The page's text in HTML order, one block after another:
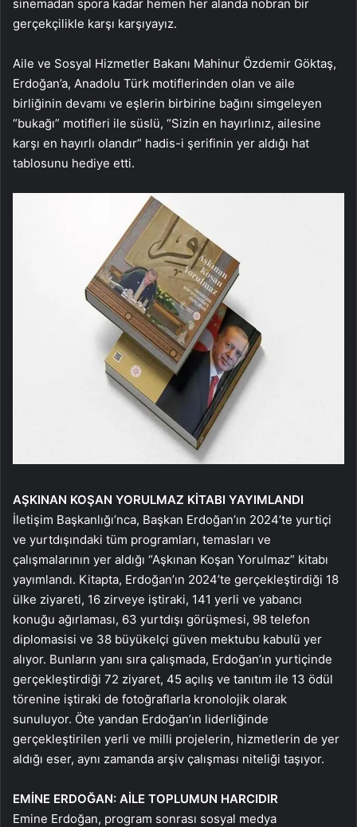
sinemadan spora kadar hemen her alanda nobran bir
gerçekçilikle karşı karşıyayız.
Aile ve Sosyal Hizmetler Bakanı Mahinur Özdemir Göktaş,
Erdoğan’a, Anadolu Türk motiflerinden olan ve aile
birliğinin devamı ve eşlerin birbirine bağını simgeleyen
“bukağı” motifleri ile süslü, “Sizin en hayırlınız, ailesine
karşı en hayırlı olandır” hadis-i şerifinin yer aldığı hat
tablosunu hediye etti.
AŞKINAN KOŞAN YORULMAZ KİTABI YAYIMLANDI
İletişim Başkanlığı’nca, Başkan Erdoğan’ın 2024’te yurtiçi
ve yurtdışındaki tüm programları, temasları ve
çalışmalarının yer aldığı “Aşkınan Koşan Yorulmaz” kitabı
yayımlandı. Kitapta, Erdoğan’ın 2024’te gerçekleştirdiği 18
ülke ziyareti, 16 zirveye iştiraki, 141 yerli ve yabancı
konuğu ağırlaması, 63 yurtdışı görüşmesi, 98 telefon
diplomasisi ve 38 büyükelçi güven mektubu kabulü yer
alıyor. Bunların yanı sıra çalışmada, Erdoğan’ın yurtiçinde
gerçekleştirdiği 72 ziyaret, 45 açılış ve tanıtım ile 13 ödül
törenine iştiraki de fotoğraflarla kronolojik olarak
sunuluyor. Öte yandan Erdoğan’ın liderliğinde
gerçekleştirilen yerli ve milli projelerin, hizmetlerin de yer
aldığı eser, aynı zamanda arşiv çalışması niteliği taşıyor.
EMİNE ERDOĞAN: AİLE TOPLUMUN HARCIDIR
Emine Erdoğan, program sonrası sosyal medya